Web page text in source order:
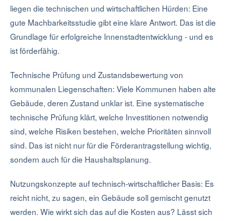
liegen die technischen und wirtschaftlichen Hürden: Eine
gute Machbarkeitsstudie gibt eine klare Antwort. Das ist die
Grundlage für erfolgreiche Innenstadtentwicklung - und es
ist förderfähig.
Technische Prüfung und Zustandsbewertung von
kommunalen Liegenschaften: Viele Kommunen haben alte
Gebäude, deren Zustand unklar ist. Eine systematische
technische Prüfung klärt, welche Investitionen notwendig
sind, welche Risiken bestehen, welche Prioritäten sinnvoll
sind. Das ist nicht nur für die Förderantragstellung wichtig,
sondern auch für die Haushaltsplanung.
Nutzungskonzepte auf technisch-wirtschaftlicher Basis: Es
reicht nicht, zu sagen, ein Gebäude soll gemischt genutzt
werden. Wie wirkt sich das auf die Kosten aus? Lässt sich